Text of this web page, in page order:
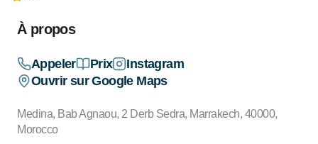
À propos
Appeler Prix
Instagram
Ouvrir sur Google Maps
Medina, Bab Agnaou, 2 Derb Sedra, Marrakech, 40000,
Morocco